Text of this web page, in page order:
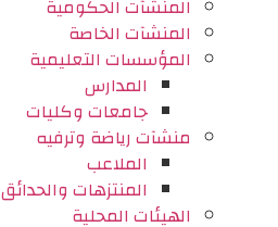
المنشآت الحكومية
المنشآت الخاصة
المؤسسات التعليمية
المدارس
جامعات وكليات
منشآت رياضة وترفيه
الملاعب
المنتزهات والحدائق
الهيئات المحلية